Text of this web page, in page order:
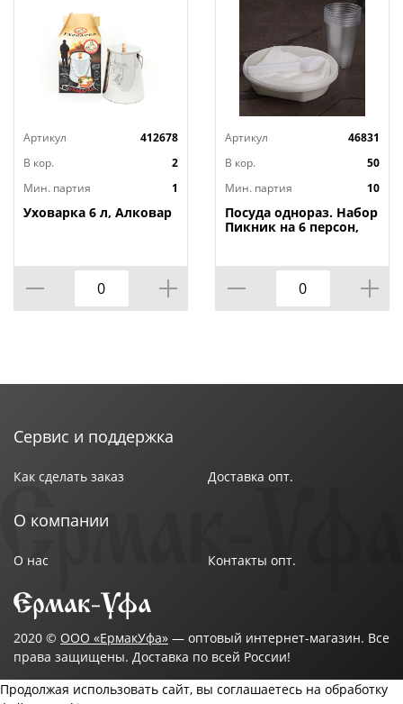
Артикул
412678
В кор.
2
Мин. партия
1
Уховарка 6 л, Алковар
Артикул
46831
В кор.
50
Мин. партия
10
Посуда однораз. Набор
Пикник на 6 персон,
салфетки, 10/50
Сервис и поддержка
Как сделать заказ Доставка опт.
О компании
О нас Контакты опт.
2020 © ООО «ЕрмакУфа» — оптовый интернет-магазин. Все
права защищены. Доставка по всей России!
Продолжая использовать сайт, вы соглашаетесь на обработку